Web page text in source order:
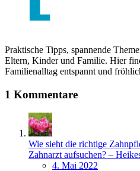
Praktische Tipps, spannende
Eltern, Kinder und Familie. Hier
Familienalltag entspannt und
1 Kommentare
Wie sieht die richtige
Zahnarzt aufsuchen? –
4. Mai 2022